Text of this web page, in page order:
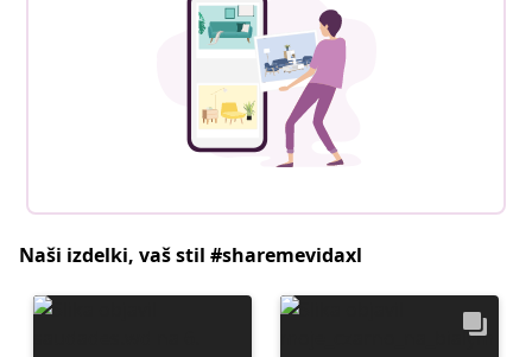
Naši izdelki, vaš stil #sharemevidaxl